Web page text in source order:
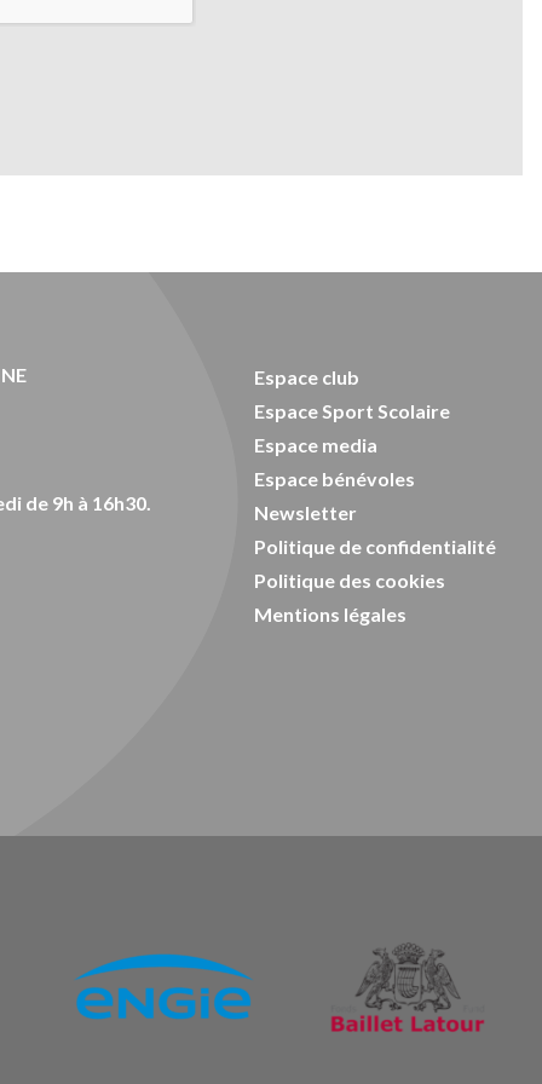
de 9h à 16h30.
Espace club
Espace Sport Scolaire
Espace media
Espace bénévoles
Newsletter
Politique de confidentialité
Politique des cookies
Mentions légales